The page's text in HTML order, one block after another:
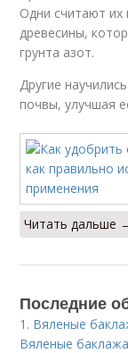
Одни считают
древесины,
грунта азот.
Другие
почвы, улучшая
Читать дальше
Последние
1. Вяленые
Вяленые